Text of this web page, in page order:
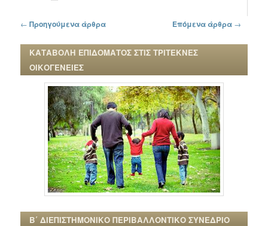
Πλοήγηση στα άρθρα
← Προηγούμενα άρθρα Επόμενα άρθρα →
ΚΑΤΑΒΟΛΗ ΕΠΙΔΟΜΑΤΟΣ ΣΤΙΣ ΤΡΙΤΕΚΝΕΣ
ΟΙΚΟΓΕΝΕΙΕΣ
Β΄ ΔΙΕΠΙΣΤΗΜΟΝΙΚΟ ΠΕΡΙΒΑΛΛΟΝΤΙΚΟ ΣΥΝΕΔΡΙΟ